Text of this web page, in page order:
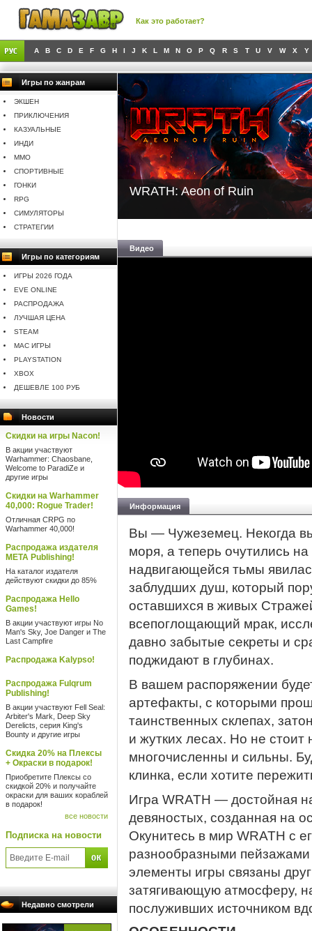
Как это работает?
A B C D E F G H I J K L M N O P Q R S T U V W X Y
Игры по жанрам
ЭКШЕН
ПРИКЛЮЧЕНИЯ
КАЗУАЛЬНЫЕ
ИНДИ
MMO
СПОРТИВНЫЕ
ГОНКИ
RPG
СИМУЛЯТОРЫ
СТРАТЕГИИ
Игры по категориям
ИГРЫ 2026 ГОДА
EVE ONLINE
РАСПРОДАЖА
ЛУЧШАЯ ЦЕНА
STEAM
MAC ИГРЫ
PLAYSTATION
XBOX
ДЕШЕВЛЕ 100 РУБ
Новости
Скидки на игры Nacon!
В акции участвуют
Warhammer: Chaosbane,
Welcome to ParadiZe и
другие игры
Скидки на Warhammer
40,000: Rogue Trader!
Отличная CRPG по
Warhammer 40,000!
Распродажа издателя
META Publishing!
На каталог издателя
действуют скидки до 85%
Распродажа Hello
Games!
В акции участвуют игры No
Man's Sky, Joe Danger и The
Last Campfire
Распродажа Kalypso!
Распродажа Fulqrum
Publishing!
В акции участвуют Fell Seal:
Arbiter's Mark, Deep Sky
Derelicts, серия King's
Bounty и другие игры
Скидка 20% на Плексы
+ Окраски в подарок!
Приобретите Плексы со
скидкой 20% и получайте
окраски для ваших кораблей
в подарок!
все новости
Подписка на новости
Недавно смотрели
WRATH: Aeon of Ruin
Видео
Информация
Вы — Чужеземец. Некогда
моря, а теперь очутились
надвигающейся тьмы
заблудших душ, который
оставшихся в живых
всепоглощающий мрак,
давно забытые секреты и
поджидают в глубинах.
В вашем распоряжении
артефакты, с которыми
таинственных склепах,
и жутких лесах. Но не стоит
многочисленны и сильны.
клинка, если хотите
Игра WRATH — достойная
девяностых, созданная на
Окунитесь в мир WRATH с
разнообразными
элементы игры связаны
затягивающую атмосферу,
послуживших источником